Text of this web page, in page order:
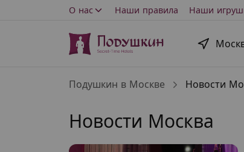
О нас Наши правила Наши
Подушкин в Москве Новости
Новости Москва